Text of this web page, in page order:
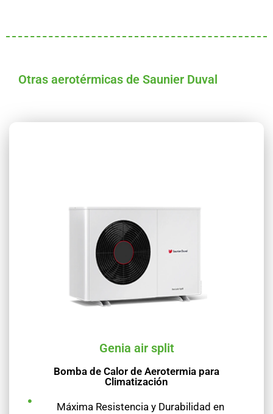
Otras aerotérmicas de Saunier Duval
Genia air split
Bomba de Calor de Aerotermia para
Climatización
Máxima Resistencia y Durabilidad en